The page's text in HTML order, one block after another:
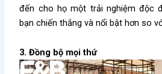
đến cho họ một trải nghiệm độc
bạn chiến thắng và nổi bật hơn so
3. Đồng bộ mọi thứ